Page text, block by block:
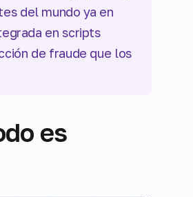
del mundo ya en
en scripts
de fraude que los
es